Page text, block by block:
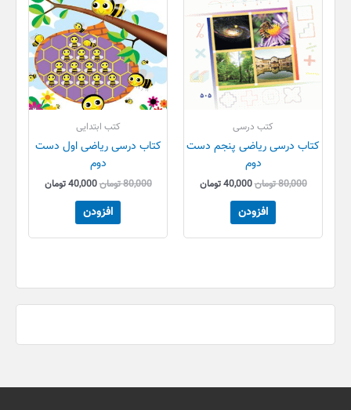
کتب درسی
کتاب درسی ریاضی پنجم دست
دوم
80,000تومان40,000تومان
افزودن
کتب ابتدایی
کتاب درسی ریاضی اول دست
دوم
80,000تومان40,000تومان
افزودن